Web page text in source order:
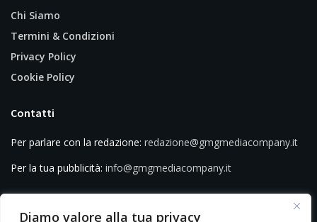
Diamo valore alla tua privacy
Chi Siamo
Termini & Condizioni
Privacy Policy
Cookie Policy
Contatti
Per parlare con la redazione: redazione@gmgmediacompany.it
Per la tua pubblicità: info@gmgmediacompany.it